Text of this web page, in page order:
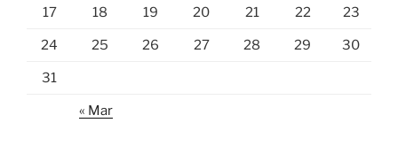
17 18 19 20 21 22 23
24 25 26 27 28 29 30
31
« Mar